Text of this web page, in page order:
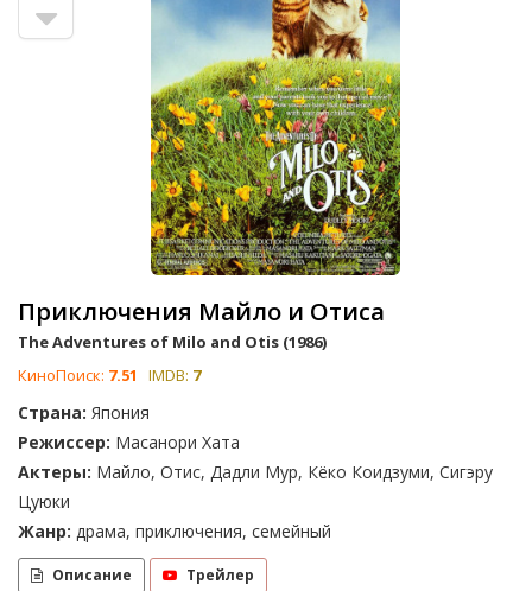
Приключения Майло и Отиса
The Adventures of Milo and Otis (1986)
КиноПоиск: 7.51 IMDB: 7
Страна: Япония
Режиссер: Масанори Хата
Актеры: Майло, Отис, Дадли Мур, Кёко Коидзуми, Сигэру
Цуюки
Жанр: драма, приключения, семейный
Описание Трейлер